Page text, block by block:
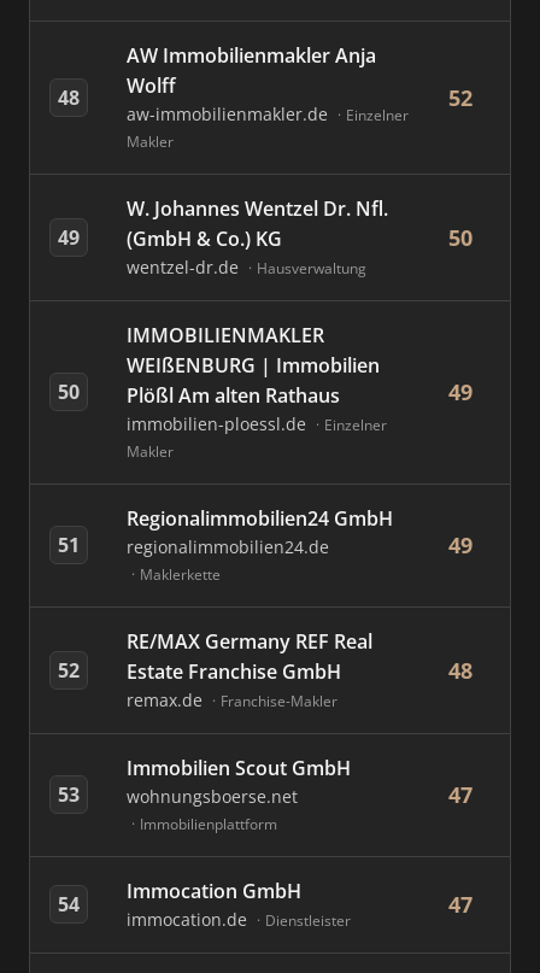
48
AW Immobilienmakler Anja
Wolff
aw-immobilienmakler.de
Einzelner
Makler
52
49
W. Johannes Wentzel Dr. Nfl.
(GmbH & Co.) KG
wentzel-dr.de Hausverwaltung
50
50
IMMOBILIENMAKLER
WEIßENBURG | Immobilien
Plößl Am alten Rathaus
immobilien-ploessl.de
Einzelner
Makler
49
51
Regionalimmobilien24 GmbH
regionalimmobilien24.de
Maklerkette
49
52
RE/MAX Germany REF Real
Estate Franchise GmbH
remax.de Franchise-Makler
48
53
Immobilien Scout GmbH
wohnungsboerse.net
Immobilienplattform
47
54 Immocation GmbH
immocation.de Dienstleister
47